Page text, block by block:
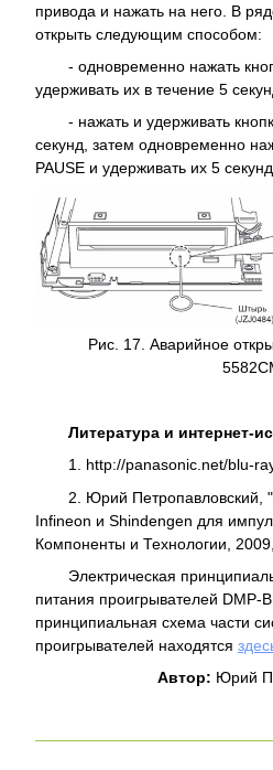
привода и нажать на него. В
открыть следующим способом:
- одновременно нажать
удерживать их в течение 5
- нажать и удерживать
секунд, затем одновременно
PAUSE и удерживать их 5
Рис. 17. Аварийное
Литература и интернет-
1. http://panasonic.net/blu-
2. Юрий
Infineon и Shindengen для
Компоненты и Технологии,
Электрическая
питания проигрывателей DMP-
принципиальная схема части
проигрывателей находятся
Автор: Юрий